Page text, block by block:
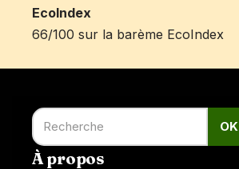
EcoIndex
66/100 sur la barème EcoIndex
OK
À propos